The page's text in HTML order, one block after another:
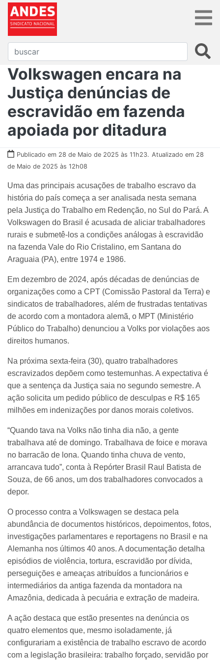
Volkswagen encara na
Justiça denúncias de
escravidão em fazenda
apoiada por ditadura
Publicado em 28 de Maio de 2025 às 11h23. Atualizado em 28
de Maio de 2025 às 12h08
Uma das principais acusações de trabalho escravo da
história do país começa a ser analisada nesta semana
pela Justiça do Trabalho em Redenção, no Sul do Pará. A
Volkswagen do Brasil é acusada de aliciar trabalhadores
rurais e submetê-los a condições análogas à escravidão
na fazenda Vale do Rio Cristalino, em Santana do
Araguaia (PA), entre 1974 e 1986.
Em dezembro de 2024, após décadas de denúncias de
organizações como a CPT (Comissão Pastoral da Terra) e
sindicatos de trabalhadores, além de frustradas tentativas
de acordo com a montadora alemã, o MPT (Ministério
Público do Trabalho) denunciou a Volks por violações aos
direitos humanos.
Na próxima sexta-feira (30), quatro trabalhadores
escravizados depõem como testemunhas. A expectativa é
que a sentença da Justiça saia no segundo semestre. A
ação solicita um pedido público de desculpas e R$ 165
milhões em indenizações por danos morais coletivos.
“Quando tava na Volks não tinha dia não, a gente
trabalhava até de domingo. Trabalhava de foice e morava
no barracão de lona. Quando tinha chuva de vento,
arrancava tudo”, conta à Repórter Brasil Raul Batista de
Souza, de 66 anos, um dos trabalhadores convocados a
depor.
O processo contra a Volkswagen se destaca pela
abundância de documentos históricos, depoimentos, fotos,
investigações parlamentares e reportagens no Brasil e na
Alemanha nos últimos 40 anos. A documentação detalha
episódios de violência, tortura, escravidão por dívida,
perseguições e ameaças atribuídos a funcionários e
intermediários da antiga fazenda da montadora na
Amazônia, dedicada à pecuária e extração de madeira.
A ação destaca que estão presentes na denúncia os
quatro elementos que, mesmo isoladamente, já
configurariam a existência de trabalho escravo de acordo
com a legislação brasileira: trabalho forçado, servidão por